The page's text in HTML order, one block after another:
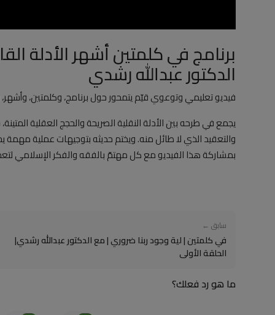
برنامج في كلمتين أشهر الأدلة
الدكتور عبدالله رشدي
فيديو تعليمي وتوعوي قيّم يتمحور حول برنامج، وكلمتين،
يجمع في طرحه بين الأدلة النقلية الصريحة والحجج العقلية
والتعقيد الذي لا طائل منه. ويختم حديثه بتوجيهات عملية
بمشاركة هذا الفيديو مع كل مهتمّ بالفقه والفكر الإسلامي
سابق ←
في كلمتين | لية وجود ربنا ضروري | مع الدكتور عبدالله رشدي|
الحلقة الأولى
ما هو رد فعلك؟